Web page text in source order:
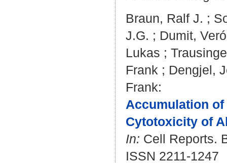
Braun, Ralf J. ;
J.G. ; Dumit,
Lukas ;
Frank ; Dengjel,
Frank:
Accumulation
Cytotoxicity of
In: Cell Reports.
ISSN 2211-1247